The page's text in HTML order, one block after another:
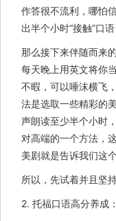
作答很不流利，哪怕
出半个小时“接触”口
那么接下来伴随而来
每天晚上用英文将你
不暇，可以唾沫横飞
法是选取一些精彩的
声朗读至少半个小时
对高端的一个方法，
美剧就是告诉我们这
所以，先试着并且坚
2. 托福口语高分养成